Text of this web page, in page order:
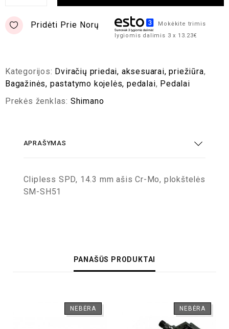
Pridėti Prie Norų
Mokėkite trimis
lygiomis dalimis 3 x 13.23€
Kategorijos: Dviračių priedai, aksesuarai, priežiūra,
Bagažinės, pastatymo kojelės, pedalai, Pedalai
Prekės ženklas: Shimano
APRAŠYMAS
Clipless SPD, 14.3 mm ašis Cr-Mo, plokštelės
SM-SH51
PANAŠŪS PRODUKTAI
NEBĖRA NEBĖRA